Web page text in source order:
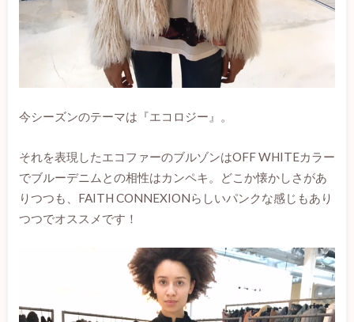
今シーズンのテーマは『エコロジー』。
それを表現したエコファーのブルゾンはOFF WHITEカラー
でブルーデニムとの相性はカンペキ。どこか懐かしさがあ
りつつも、FAITH CONNEXIONらしいパンクな感じもあり
つつでオススメです！